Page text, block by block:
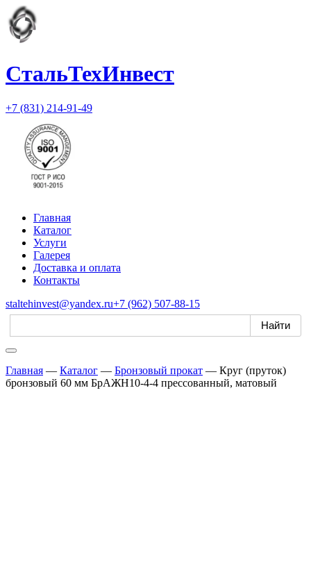
СтальТехИнвест
+7 (831) 214-91-49
Главная
Каталог
Услуги
Галерея
Доставка и оплата
Контакты
staltehinvest@yandex.ru+7 (962) 507-88-15
Главная — Каталог — Бронзовый прокат — Круг (пруток)
бронзовый 60 мм БрАЖН10-4-4 прессованный, матовый